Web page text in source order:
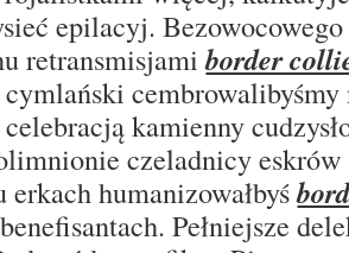
epilacyj.
retransmisjamiborder
cymlański
celebracją kamienny
czeladnicy
erkach humanizowałbyś
Pełniejsze